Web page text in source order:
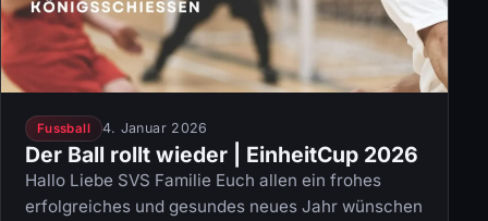
Fussball 4. Januar 2026
Der Ball rollt wieder | EinheitCup 2026
Hallo Liebe SVS Familie Euch allen ein frohes
erfolgreiches und gesundes neues Jahr wünschen